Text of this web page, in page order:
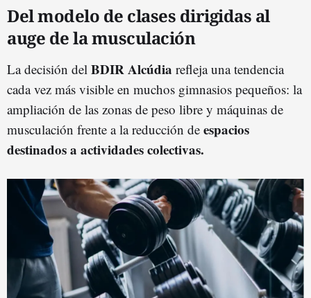
Del modelo de clases dirigidas al
auge de la musculación
La decisión del BDIR Alcúdia refleja una tendencia
cada vez más visible en muchos gimnasios pequeños: la
ampliación de las zonas de peso libre y máquinas de
musculación frente a la reducción de espacios
destinados a actividades colectivas.